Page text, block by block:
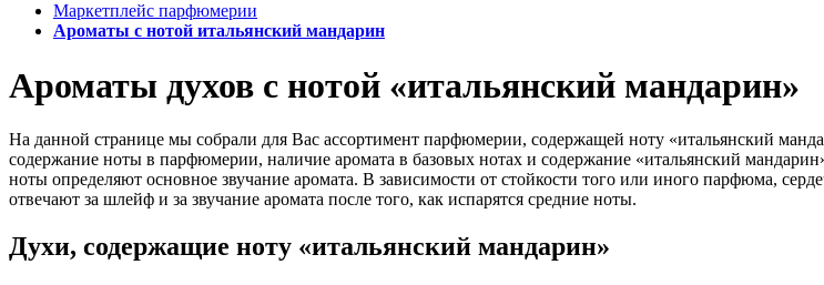
Маркетплейс парфюмерии
Ароматы с нотой итальянский мандарин
Ароматы духов с нотой «итальянский мандарин»
На данной странице мы собрали для Вас ассортимент парфюмерии, содержащей ноту «итальянский
содержание ноты в парфюмерии, наличие аромата в базовых нотах и содержание «итальянский
ноты определяют основное звучание аромата. В зависимости от стойкости того или иного парфюма,
отвечают за шлейф и за звучание аромата после того, как испарятся средние ноты.
Духи, содержащие ноту «итальянский мандарин»